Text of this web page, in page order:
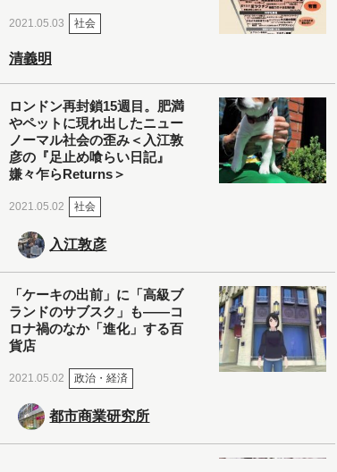
2021.05.03 社会
清義明
ロンドン再封鎖15週目。肥満
やペットに現れ出したニュー
ノーマル社会の歪み＜入江敦
彦の『足止め喰らい日記』
嫌々乍らReturns＞
2021.05.02 社会
入江敦彦
「ケーキの出前」に「高級ブ
ランドのサブスク」も――コ
ロナ禍のなか「進化」する百
貨店
2021.05.02 政治・経済
都市商業研究所